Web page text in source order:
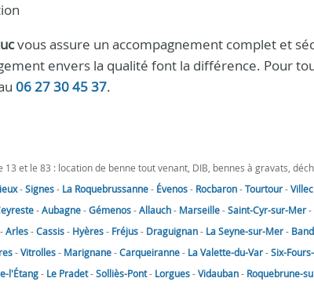
vous assure un accompagnement complet et
envers la qualité font la différence. Pour
06 27 30 45 37.
13 et le 83 : location de benne tout venant, DIB, bennes à gravats,
-Signes- La Roquebrussanne- Évenos- Rocbaron-Tourtour-
-Aubagne-Gémenos-Allauch- Marseille-Saint-Cyr-sur-Mer-
-Arles-Cassis- Hyères- Fréjus- Draguignan- La Seyne-sur-Mer-
-Vitrolles- Marignane-Carqueiranne- La Valette-du-Var-Six-
l'Étang- Le Pradet-Solliès-Pont- Lorgues-Vidauban- Roquebrune-